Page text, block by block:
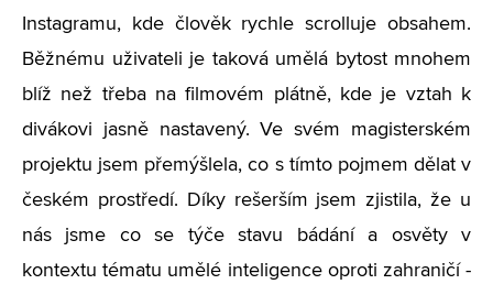
Instagramu, kde člověk rychle scrolluje obsahem.
Běžnému uživateli je taková umělá bytost mnohem
blíž než třeba na filmovém plátně, kde je vztah k
divákovi jasně nastavený. Ve svém magisterském
projektu jsem přemýšlela, co s tímto pojmem dělat v
českém prostředí. Díky rešerším jsem zjistila, že u
nás jsme co se týče stavu bádání a osvěty v
kontextu tématu umělé inteligence oproti zahraničí -